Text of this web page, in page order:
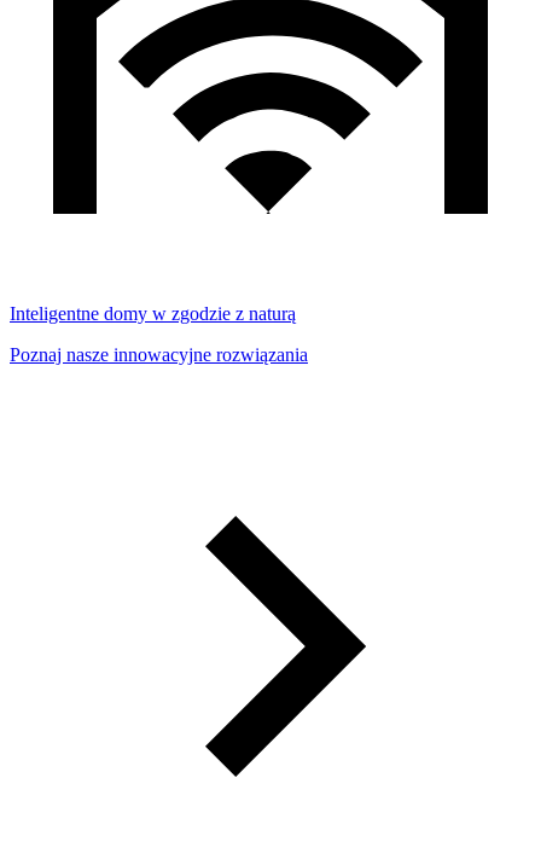
Inteligentne domy w zgodzie z naturą
Poznaj nasze innowacyjne rozwiązania